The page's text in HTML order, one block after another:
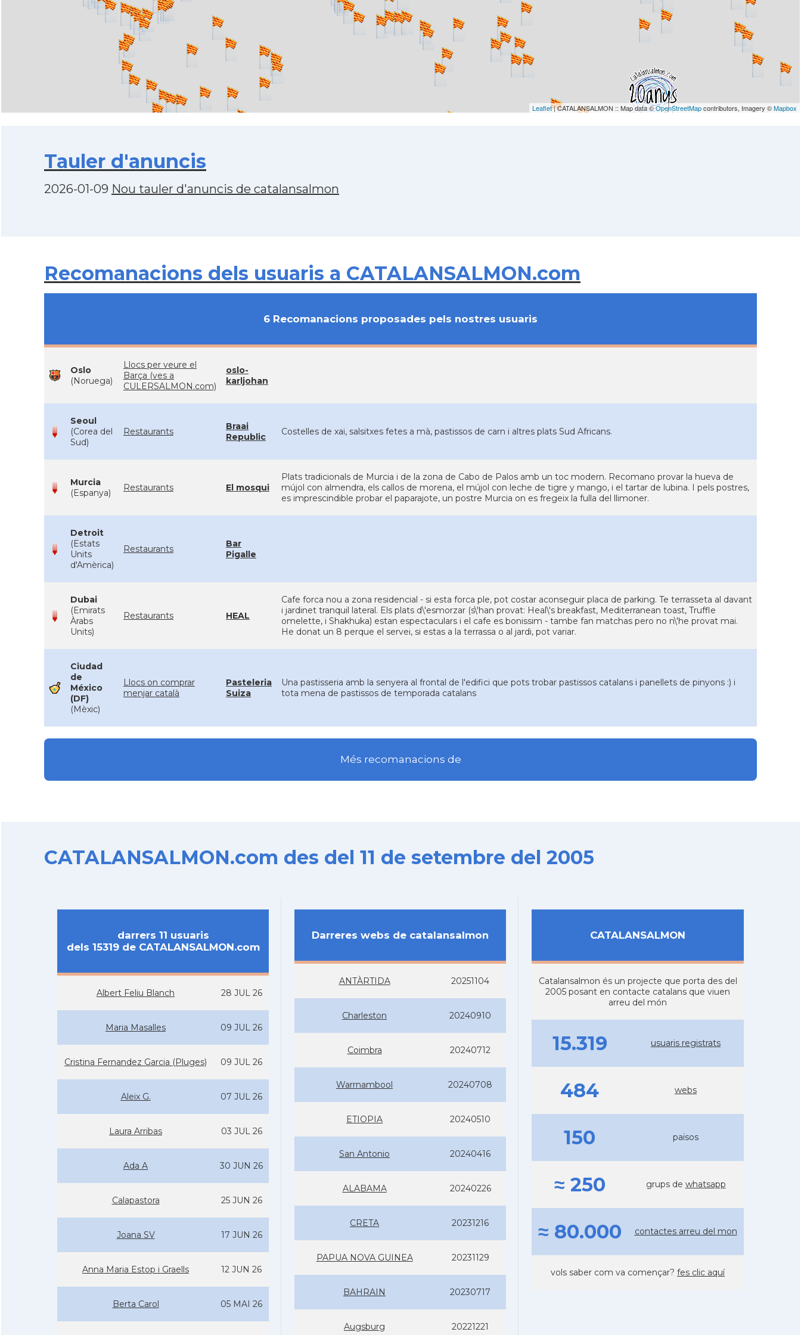
Leaflet| CATALANSALMON :: Map data ©OpenStreetMapcontributors, Imagery ©Mapbox
Tauler d'anuncis
2026-01-09 Nou tauler d'anuncis de catalansalmon
Recomanacions dels usuaris a CATALANSALMON.com
6 Recomanacions proposades pels nostres usuaris
Oslo
(Noruega)
Llocs per veure el
Barça (ves a
CULERSALMON.com)
oslo-
karljohan
Seoul
(Corea del
Sud)
Restaurants
Braai
Republic
Costelles de xai, salsitxes fetes a mà, pastissos de carn i altres plats Sud Africans.
Murcia
(Espanya)
Restaurants El mosqui
Plats tradicionals de Murcia i de la zona de Cabo de Palos amb un toc modern. Recomano provar la hueva de
mújol con almendra, els callos de morena, el mújol con leche de tigre y mango, i el tartar de lubina. I pels postres,
es imprescindible probar el paparajote, un postre Murcia on es fregeix la fulla del llimoner.
Detroit
(Estats
Units
d'Amèrica)
Restaurants
Bar
Pigalle
Dubai
(Emirats
Àrabs
Units)
Restaurants HEAL
Cafe forca nou a zona residencial - si esta forca ple, pot costar aconseguir placa de parking. Te terrasseta al davant
i jardinet tranquil lateral. Els plats d\'esmorzar (s\'han provat: Heal\'s breakfast, Mediterranean toast, Truffle
omelette, i Shakhuka) estan espectaculars i el cafe es bonissim - tambe fan matchas pero no n\'he provat mai.
He donat un 8 perque el servei, si estas a la terrassa o al jardi, pot variar.
Ciudad
de
México
(DF)
(Mèxic)
Llocs on comprar
menjar català
Pasteleria
Suiza
Una pastisseria amb la senyera al frontal de l'edifici que pots trobar pastissos catalans i panellets de pinyons :) i
tota mena de pastissos de temporada catalans
Més recomanacions de
CATALANSALMON.com des del 11 de setembre del 2005
darrers 11 usuaris
dels 15319 de CATALANSALMON.com
Albert Feliu Blanch 28 JUL 26
Maria Masalles 09 JUL 26
Cristina Fernandez Garcia (Pluges) 09 JUL 26
Aleix G. 07 JUL 26
Laura Arribas 03 JUL 26
Ada A 30 JUN 26
Calapastora 25 JUN 26
Joana SV 17 JUN 26
Anna Maria Estop i Graells 12 JUN 26
Berta Carol 05 MAI 26
Darreres webs de catalansalmon
ANTÀRTIDA 20251104
Charleston 20240910
Coimbra 20240712
Warrnambool 20240708
ETIOPIA 20240510
San Antonio 20240416
ALABAMA 20240226
CRETA 20231216
PAPUA NOVA GUINEA 20231129
BAHRAIN 20230717
Augsburg 20221221
CATALANSALMON
Catalansalmon és un projecte que porta des del
2005 posant en contacte catalans que viuen
arreu del món
15.319 usuaris registrats
484 webs
150 països
≈ 250 grups de whatsapp
≈ 80.000 contactes arreu del mon
vols saber com va començar? fes clic aquí